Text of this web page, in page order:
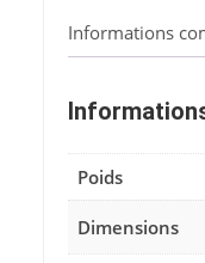
Informations
Poids
Dimensions